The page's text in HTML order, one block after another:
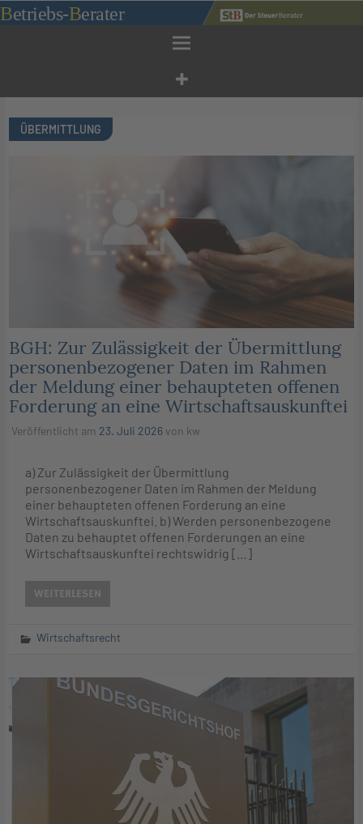
Zum
Inhalt
Betriebs-Berater
ÜBERMITTLUNG
BGH: Zur Zulässigkeit der Übermittlung
personenbezogener Daten im Rahmen
der Meldung einer behaupteten offenen
Forderung an eine Wirtschaftsauskunftei
Veröffentlicht am 23. Juli 2026von kw
a) Zur Zulässigkeit der Übermittlung
personenbezogener Daten im Rahmen der Meldung
einer behaupteten offenen Forderung an eine
Wirtschaftsauskunftei. b) Werden personenbezogene
Daten zu behauptet offenen Forderungen an eine
Wirtschaftsauskunftei rechtswidrig […]
WEITERLESEN
Wirtschaftsrecht